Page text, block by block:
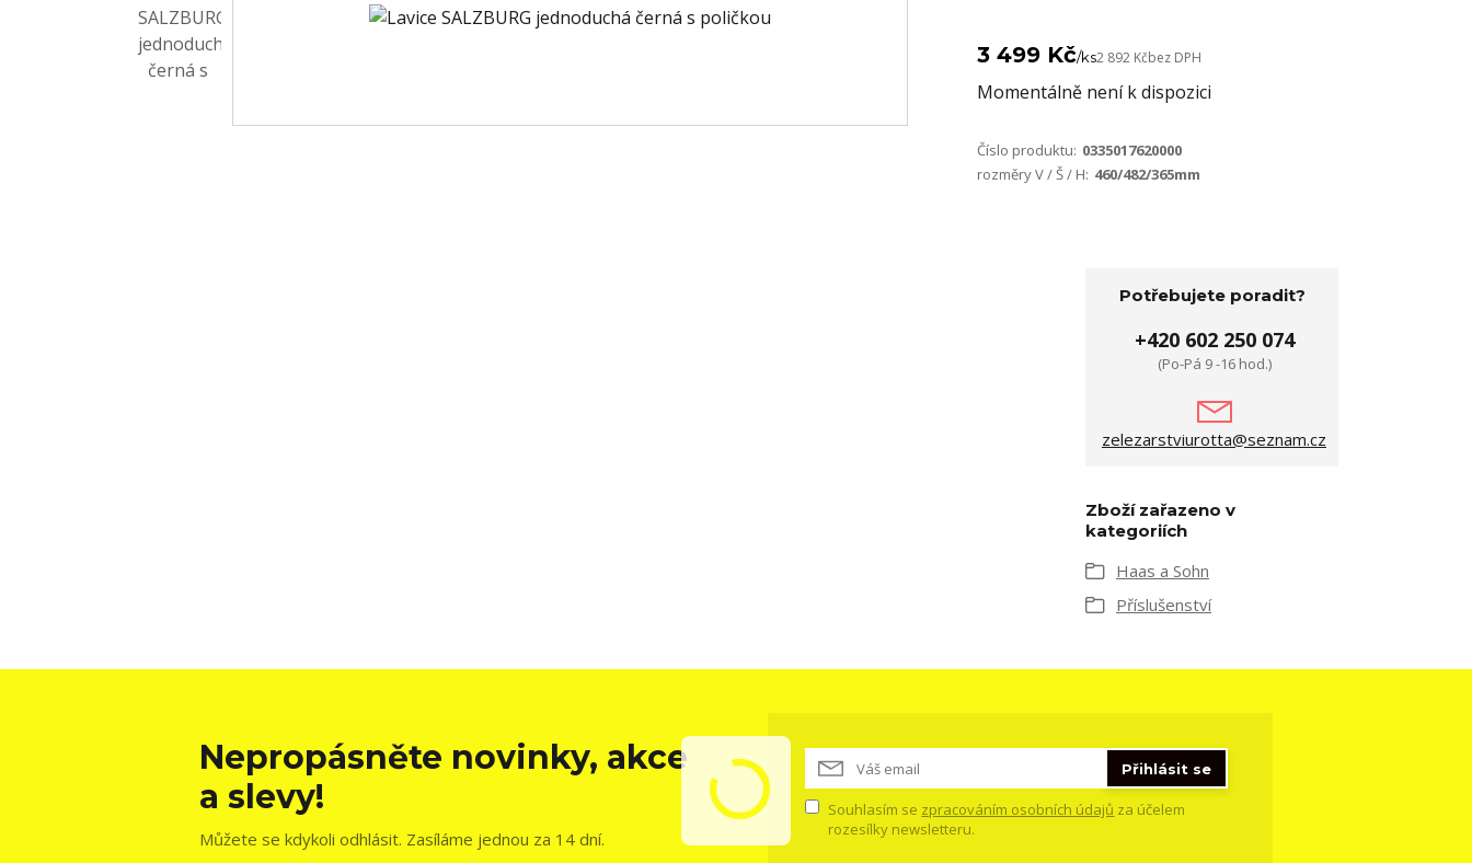
3 499 Kč/ks2 892 Kčbez DPH
Momentálně není k dispozici
Číslo produktu: 0335017620000
rozměry V / Š / H: 460/482/365mm
Potřebujete poradit?
+420 602 250 074
(Po-Pá 9 -16 hod.)
zelezarstviurotta@seznam.cz
Zboží zařazeno v
kategoriích
Haas a Sohn
Příslušenství
Nepropásněte novinky, akce
a slevy!
Můžete se kdykoli odhlásit. Zasíláme jednou za 14 dní.
Přihlásit se
Souhlasím se zpracováním osobních údajů za účelem
rozesílky newsletteru.